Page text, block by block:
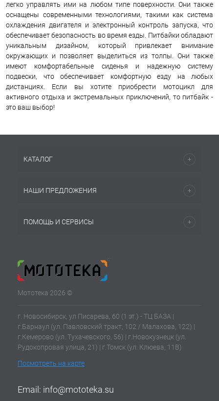
легко управлять ими на любом типе поверхности. Они также
оснащены современными технологиями, такими как система
охлаждения двигателя и электронный контроль запуска, что
обеспечивает безопасность во время езды. Питбайки обладают
уникальным дизайном, который привлекает внимание
окружающих и позволяет выделиться из толпы. Они также
имеют комфортабельные сиденья и надежную систему
подвески, что обеспечивает комфортную езду на любых
дистанциях. Если вы хотите приобрести мотоцикл для
активного отдыха и экстремальных приключений, то питбайк -
это ваш выбор!
КАТАЛОГ
НАШИ ПРЕДЛОЖЕНИЯ
ПОМОЩЬ И СЕРВИСЫ
Мототека 2026 ©
г. Новосибирск, ул Писарева, 60 (1 эт.) - ТЦ БАЗА |
г.Барнаул (ул. Павловский тракт, 102 / Малахова, 122) |
г.Кемерово (ул. Тухачевского, 56) | г.Новокузнецк (ул.
Рудокопровая улица, 21) | г.Томск (ул. Клюева, 11В)
Посмотреть на карте
Email: info@mototeka.su